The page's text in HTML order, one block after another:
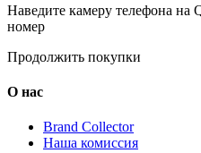
Наведите камеру телефона на
номер
Продолжить покупки
О нас
Brand Collector
Наша комиссия